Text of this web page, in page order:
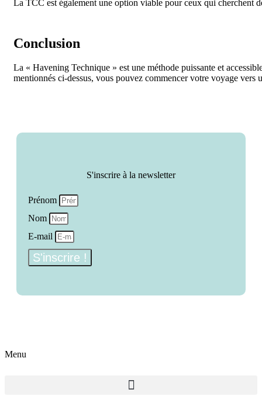
La TCC est également une option viable pour ceux qui cherchent
Conclusion
La « Havening Technique » est une méthode puissante et
mentionnés ci-dessus, vous pouvez commencer votre voyage vers
S'inscrire à la newsletter
Prénom
Nom
E-mail
S'inscrire !
Menu